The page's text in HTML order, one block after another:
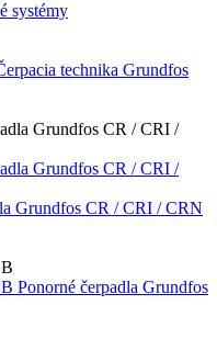
systémy
technika Grundfos
Grundfos CR / CRI / CRN
Ponorné čerpadla Grundfos